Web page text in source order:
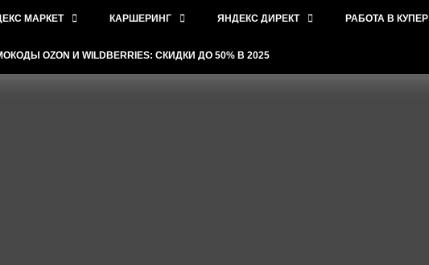
МАРКЕТ КАРШЕРИНГ ЯНДЕКС ДИРЕКТ РАБОТА В КУПЕР
OZON И WILDBERRIES: СКИДКИ ДО 50% В 2025